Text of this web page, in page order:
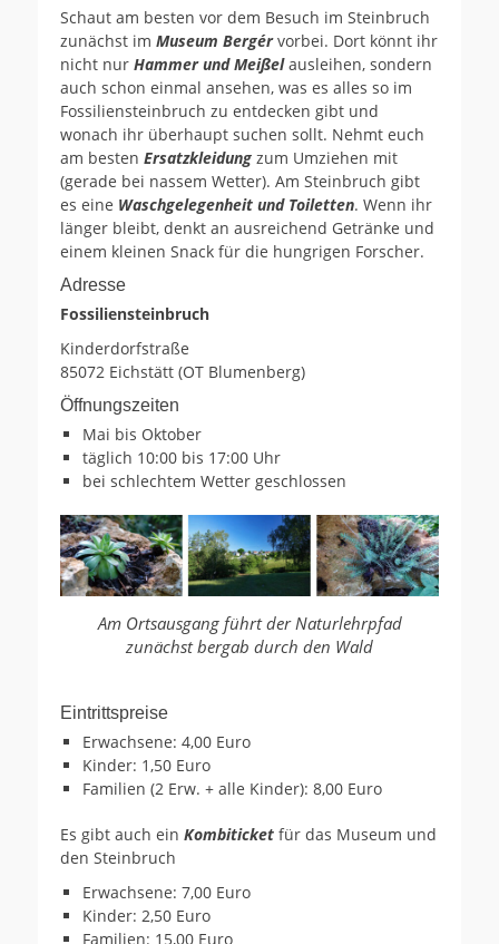
Schaut am besten vor dem Besuch im Steinbruch
zunächst im Museum Bergérvorbei. Dort könnt ihr
nicht nur Hammer und Meißel ausleihen, sondern
auch schon einmal ansehen, was es alles so im
Fossiliensteinbruch zu entdecken gibt und
wonach ihr überhaupt suchen sollt. Nehmt euch
am besten Ersatzkleidung zum Umziehen mit
(gerade bei nassem Wetter). Am Steinbruch gibt
es eine Waschgelegenheit und Toiletten. Wenn ihr
länger bleibt, denkt an ausreichend Getränke und
einem kleinen Snack für die hungrigen Forscher.
Adresse
Fossiliensteinbruch
Kinderdorfstraße
85072 Eichstätt (OT Blumenberg)
Öffnungszeiten
Mai bis Oktober
täglich 10:00 bis 17:00 Uhr
bei schlechtem Wetter geschlossen
Am Ortsausgang führt der Naturlehrpfad
zunächst bergab durch den Wald
Eintrittspreise
Erwachsene: 4,00 Euro
Kinder: 1,50 Euro
Familien (2 Erw. + alle Kinder): 8,00 Euro
Es gibt auch ein Kombiticket für das Museum und
den Steinbruch
Erwachsene: 7,00 Euro
Kinder: 2,50 Euro
Familien: 15,00 Euro